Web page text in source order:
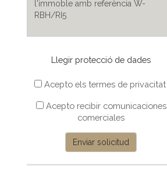
Llegir protecció de dades
Acepto els termes de privacitat
Acepto recibir comunicaciones
comerciales
Enviar solicitud